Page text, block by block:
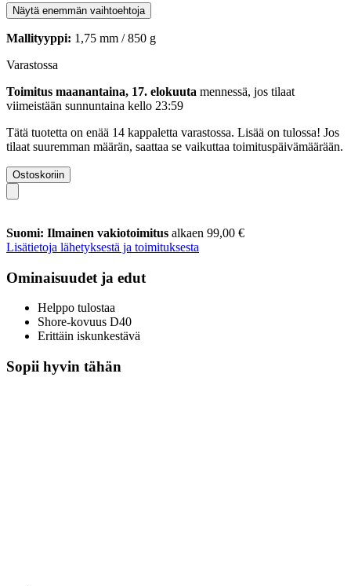
Näytä enemmän vaihtoehtoja
Mallityyppi: 1,75 mm / 850 g
Varastossa
Toimitus maanantaina, 17. elokuuta mennessä, jos tilaat
viimeistään sunnuntaina kello 23:59
Tätä tuotetta on enää 14 kappaletta varastossa. Lisää on tulossa! Jos
tilaat suuremman määrän, saattaa se vaikuttaa toimituspäivämäärään.
Ostoskoriin
Suomi: Ilmainen vakiotoimitus alkaen 99,00 €
Lisätietoja lähetyksestä ja toimituksesta
Ominaisuudet ja edut
Helppo tulostaa
Shore-kovuus D40
Erittäin iskunkestävä
Sopii hyvin tähän